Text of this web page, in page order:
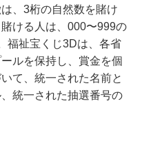
、3桁の自然数を賭け
ける人は、000〜999の
福祉宝くじ3Dは、各省
ルを保持し、賞金を個
て、統一された名前と
統一された抽選番号の